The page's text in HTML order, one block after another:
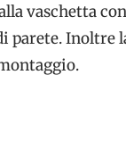
vaschetta
parete. Inoltre